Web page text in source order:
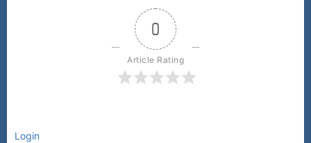
0
Article Rating
Login